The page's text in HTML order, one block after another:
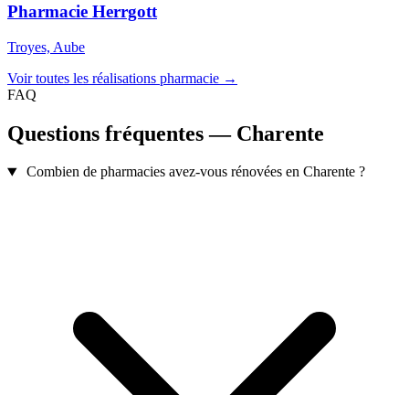
Pharmacie Herrgott
Troyes, Aube
Voir toutes les réalisations pharmacie →
FAQ
Questions fréquentes — Charente
Combien de pharmacies avez-vous rénovées en Charente ?